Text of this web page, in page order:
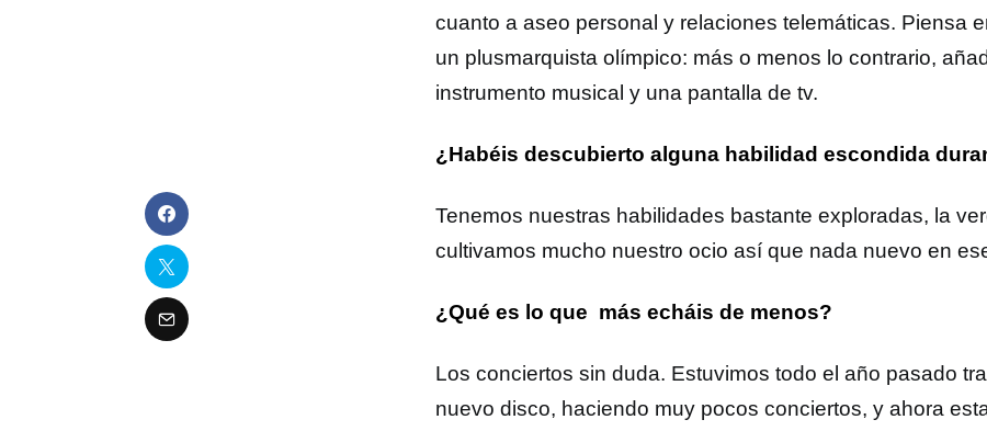
cuanto a aseo personal y relaciones telemáticas. Piensa
un plusmarquista olímpico: más o menos lo contrario,
instrumento musical y una pantalla de tv.
¿Habéis descubierto alguna habilidad escondida
Tenemos nuestras habilidades bastante exploradas, la
cultivamos mucho nuestro ocio así que nada nuevo en
¿Qué es lo que más echáis de menos?
Los conciertos sin duda. Estuvimos todo el año pasado
nuevo disco, haciendo muy pocos conciertos, y ahora